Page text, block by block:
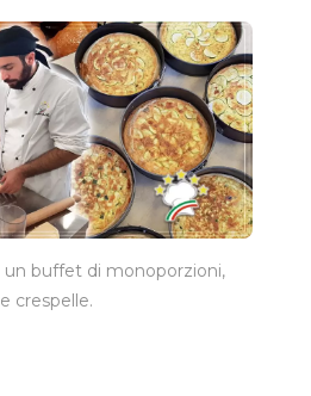
un buffet di monoporzioni,
crespelle.